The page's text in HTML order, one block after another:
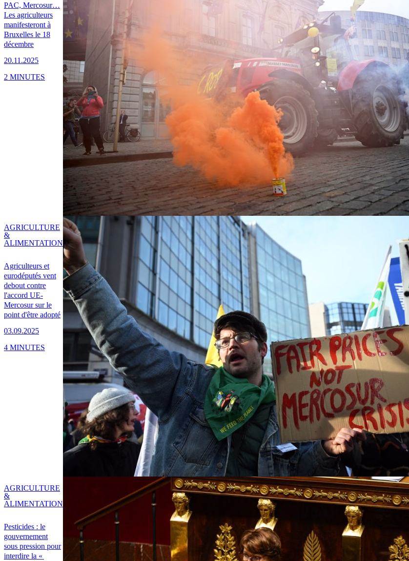
PAC, Mercosur…
Les agriculteurs
manifesteront à
Bruxelles le 18
décembre
20.11.2025
2 MINUTES
Agriculteurs et
eurodéputés vent
debout contre
l'accord UE-
Mercosur sur le
point d'être adopté
03.09.2025
AGRICULTURE
&
ALIMENTATION
4 MINUTES
Pesticides : le
gouvernement
sous pression pour
interdire la «
AGRICULTURE
&
ALIMENTATION